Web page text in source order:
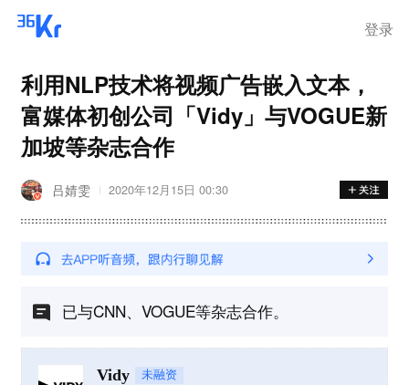
登录
利用NLP技术将视频广告嵌入文本，
富媒体初创公司「Vidy」与VOGUE新
加坡等杂志合作
吕婧雯 2020年12月15日 00:30
已与CNN、VOGUE等杂志合作。
Vidy 未融资